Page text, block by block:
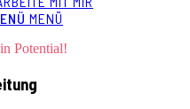
MENÜ
Potential!